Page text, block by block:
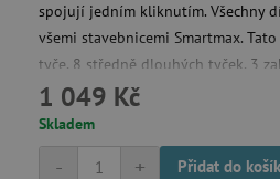
spojují jedním kliknutím. Všechny
všemi stavebnicemi Smartmax.
tyče, 8 středně dlouhých tyček, 3
trubky, 2 trychtýře, 9 kovových
1 049 Kč
Skladem
+
- Přidat do